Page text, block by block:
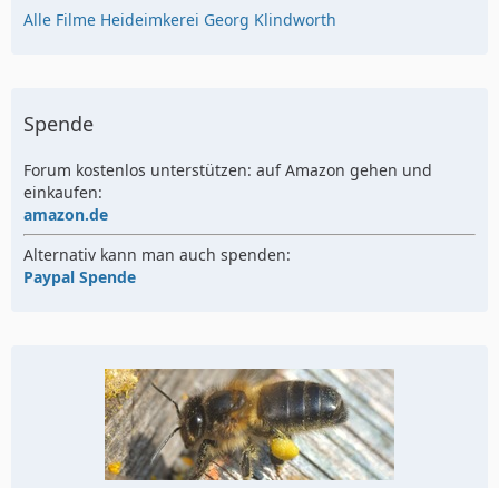
Alle Filme Heideimkerei Georg Klindworth
Spende
Forum kostenlos unterstützen: auf Amazon gehen und
einkaufen:
amazon.de
Alternativ kann man auch spenden:
Paypal Spende